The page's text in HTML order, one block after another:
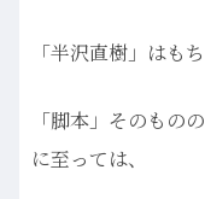
「半沢直樹」はも
「脚本」そのもの
に至っては、